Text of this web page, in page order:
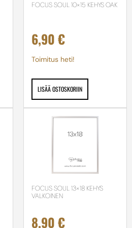
FOCUS SOUL 10×15 KEHYS OAK
6,90€
Toimitus heti!
LISÄÄ OSTOSKORIIN
FOCUS SOUL 13×18 KEHYS
VALKOINEN
8,90€